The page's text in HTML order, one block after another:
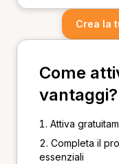
Crea la
Come
vantaggi?
Attiva
Completa il
essenziali